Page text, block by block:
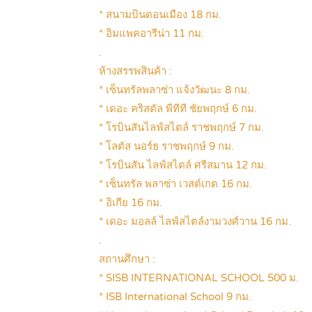
* สนามบินดอนเมือง 18 กม.
* อิมแพคอารีน่า 11 กม.
.
ห้างสรรพสินค้า :
* เซ็นทรัลพลาซ่า แจ้งวัฒนะ 8 กม.
* เดอะ คริสตัล พีทีที ชัยพฤกษ์ 6 กม.
* โรบินสันไลฟ์สไตล์ ราชพฤกษ์ 7 กม.
* โลตัส นอร์ธ ราชพฤกษ์ 9 กม.
* โรบินสัน ไลฟ์สไตล์ ศรีสมาน 12 กม.
* เซ็นทรัล พลาซ่า เวสต์เกต 16 กม.
* อิเกีย 16 กม.
* เดอะ มอลล์ ไลฟ์สไตล์งามวงศ์วาน 16 กม.
.
สถานศึกษา :
* SISB INTERNATIONAL SCHOOL 500 ม.
* ISB International School 9 กม.